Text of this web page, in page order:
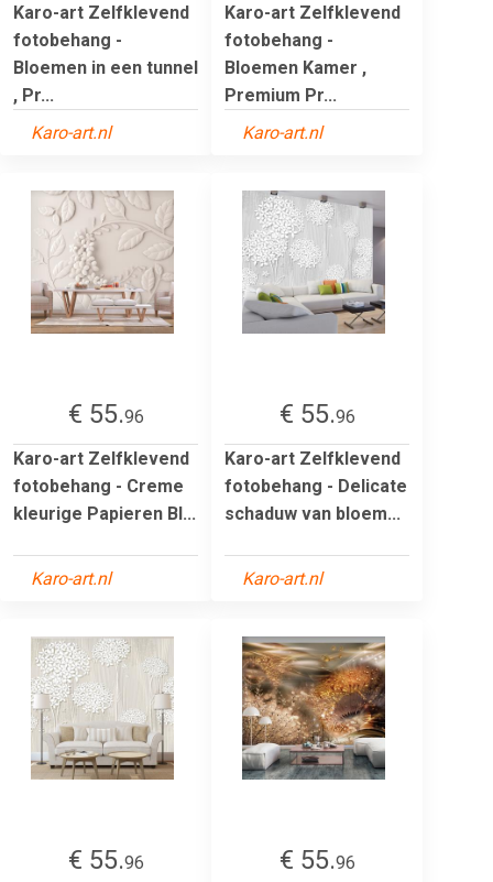
Karo-art Zelfklevend
fotobehang -
Bloemen in een tunnel
, Pr...
Karo-art.nl
Karo-art Zelfklevend
fotobehang -
Bloemen Kamer ,
Premium Pr...
Karo-art.nl
€ 55.96
Karo-art Zelfklevend
fotobehang - Creme
kleurige Papieren Bl...
Karo-art.nl
€ 55.96
Karo-art Zelfklevend
fotobehang - Delicate
schaduw van bloem...
Karo-art.nl
€ 55.96
€ 55.96